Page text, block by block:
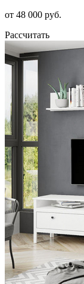
от 48 000 руб.
Рассчитать